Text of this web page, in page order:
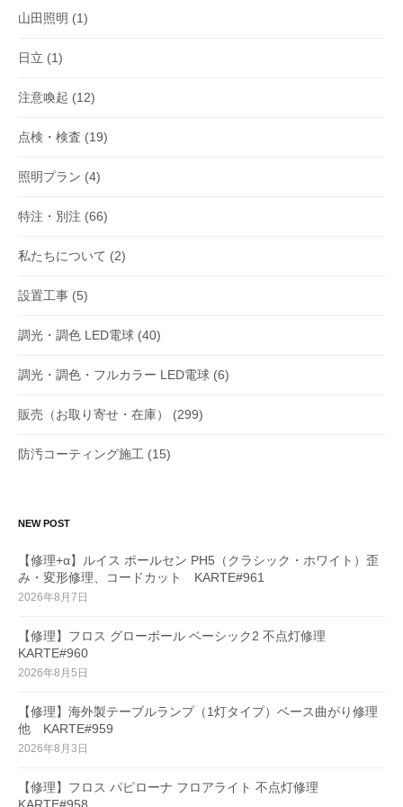
山田照明 (1)
日立 (1)
注意喚起 (12)
点検・検査 (19)
照明プラン (4)
特注・別注 (66)
私たちについて (2)
設置工事 (5)
調光・調色 LED電球 (40)
調光・調色・フルカラー LED電球 (6)
販売（お取り寄せ・在庫） (299)
防汚コーティング施工 (15)
NEW POST
【修理+α】ルイス ポールセン PH5（クラシック・ホワイト）歪
み・変形修理、コードカット KARTE#961
2026年8月7日
【修理】フロス グローボール ベーシック2 不点灯修理
KARTE#960
2026年8月5日
【修理】海外製テーブルランプ（1灯タイプ）ベース曲がり修理
他 KARTE#959
2026年8月3日
【修理】フロス パピローナ フロアライト 不点灯修理